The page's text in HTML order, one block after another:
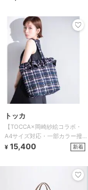
トッカ
【TOCCA×岡崎紗絵コラボ・
A4サイズ対応・一部カラー撥
水】COLOR OF WAVES BAG
¥ 15,400 新着